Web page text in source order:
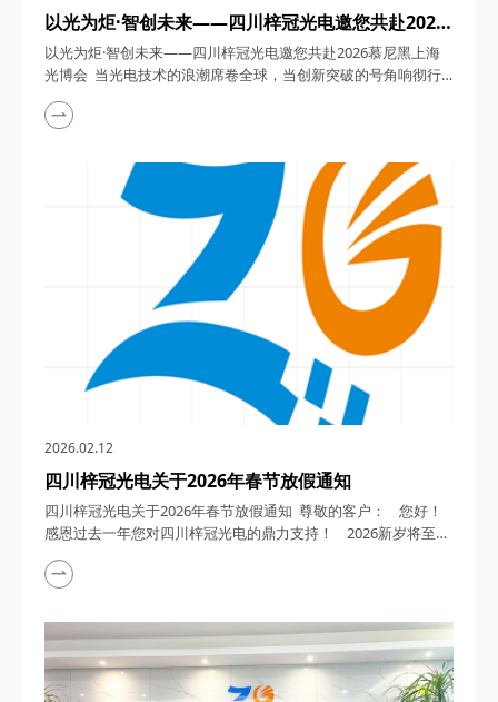
以光为炬·智创未来——四川梓冠光电邀您共赴2026
慕尼黑上海光博会
以光为炬·智创未来——四川梓冠光电邀您共赴2026慕尼黑上海
光博会 当光电技术的浪潮席卷全球，当创新突破的号角响彻行
业，2026年3月18日至20日，第二十一届慕尼黑上海光博会将
以“光启新元·势引未来”为主题，在上海新国际博览中心N1-N5及
球顶尖企业、前沿技术与行业精英的盛宴，将成为洞察未来趋
势、探索合作机遇的绝佳平台。&n...
2026.02.12
四川梓冠光电关于2026年春节放假通知
四川梓冠光电关于2026年春节放假通知 尊敬的客户： 您好！
感恩过去一年您对四川梓冠光电的鼎力支持！ 2026新岁将至，
四川梓冠光电全体同仁愿您事业如龙腾跃，生活似锦添花，阖家
欢愉，顺遂无忧，新岁尽享美好！新的一年，我司将以更坚定的
产品！ ...